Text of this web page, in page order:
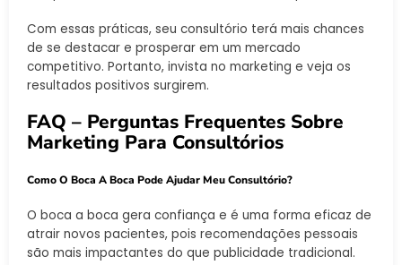
Com essas práticas, seu consultório terá mais chances
de se destacar e prosperar em um mercado
competitivo. Portanto, invista no marketing e veja os
resultados positivos surgirem.
FAQ – Perguntas Frequentes Sobre
Marketing Para Consultórios
Como O Boca A Boca Pode Ajudar Meu Consultório?
O boca a boca gera confiança e é uma forma eficaz de
atrair novos pacientes, pois recomendações pessoais
são mais impactantes do que publicidade tradicional.